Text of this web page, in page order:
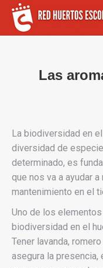
Las
La biodiversidad en
diversidad de
determinado, es
que nos va a ayudar
mantenimiento en el
Uno de los
biodiversidad en el
Tener lavanda,
asegura la presencia,